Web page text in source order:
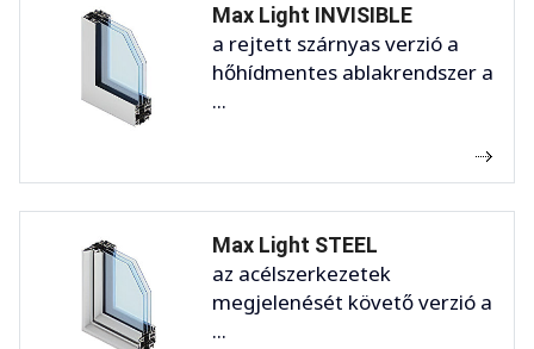
Max Light INVISIBLE
a rejtett szárnyas verzió a
hőhídmentes ablakrendszer a
...
Max Light STEEL
az acélszerkezetek
megjelenését követő verzió a
...